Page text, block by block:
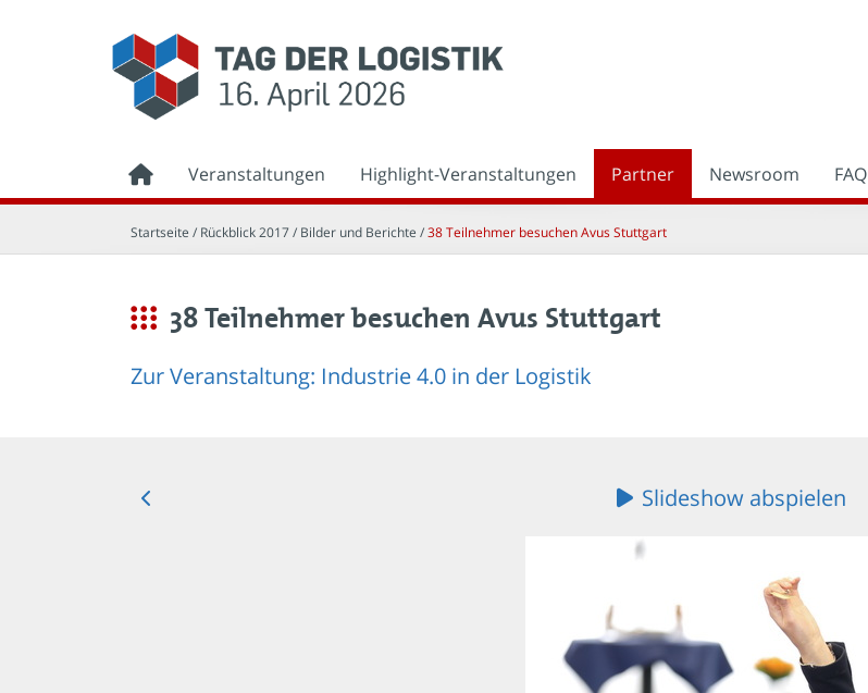
Veranstaltungen Highlight-Veranstaltungen Partner Newsroom FAQ
Startseite / Rückblick 2017 / Bilder und Berichte /38 Teilnehmer besuchen Avus Stuttgart
38 Teilnehmer besuchen Avus Stuttgart
Zur Veranstaltung: Industrie 4.0 in der Logistik
Slideshow abspielen